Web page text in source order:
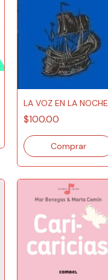
LA VOZ EN LA NOCHE
$100.00